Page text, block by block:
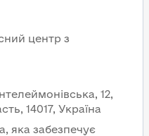
центр з
12,
14017, Україна
яка забезпечує